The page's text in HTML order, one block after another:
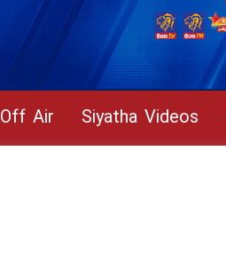
Off Air Siyatha Videos